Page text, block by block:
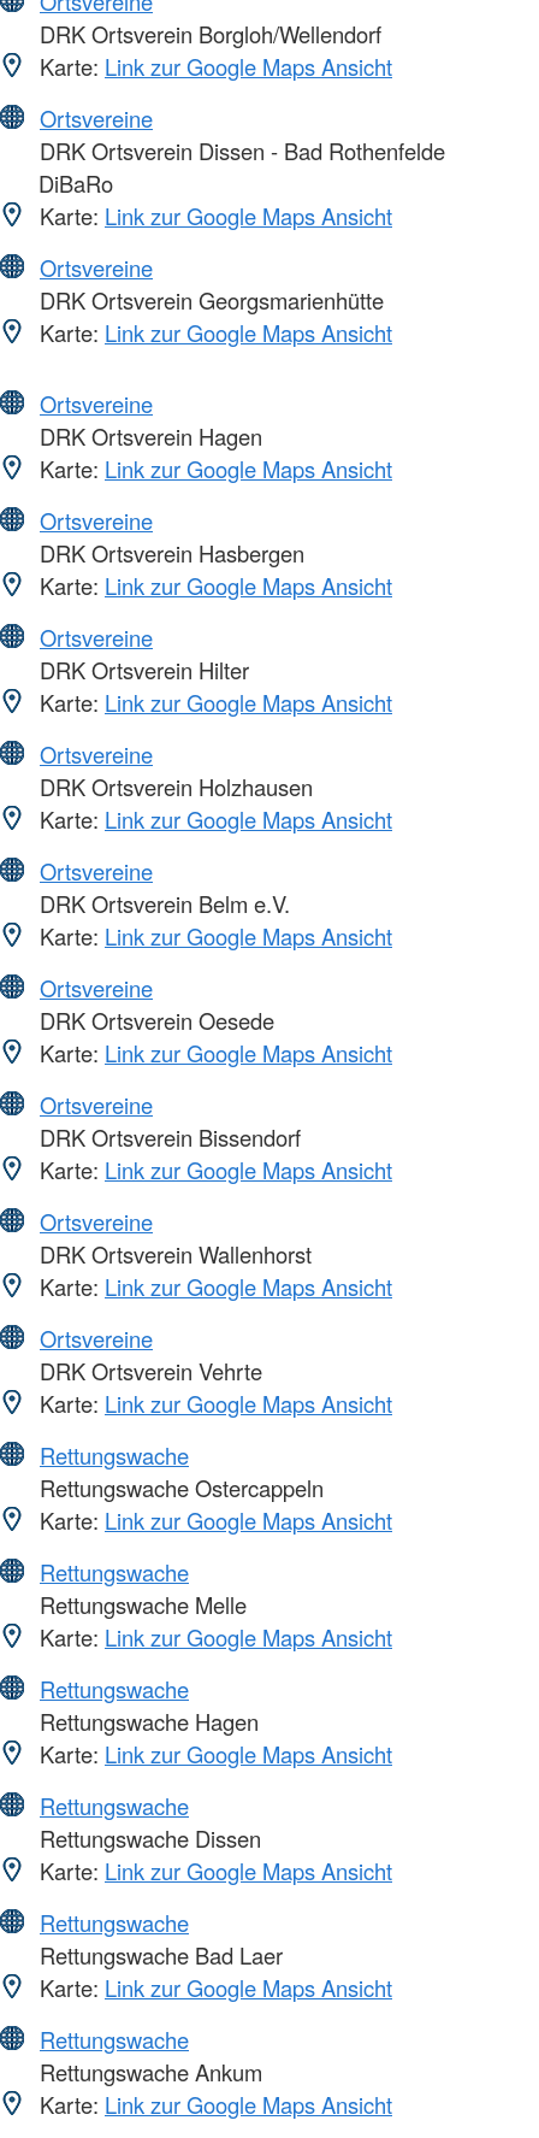
DRK Ortsverein Borgloh/Wellendorf
Karte: Link zur Google Maps Ansicht
Ortsvereine
DRK Ortsverein Dissen - Bad Rothenfelde
DiBaRo
Karte: Link zur Google Maps Ansicht
Ortsvereine
DRK Ortsverein Georgsmarienhütte
Karte: Link zur Google Maps Ansicht
Ortsvereine
DRK Ortsverein Hagen
Karte: Link zur Google Maps Ansicht
Ortsvereine
DRK Ortsverein Hasbergen
Karte: Link zur Google Maps Ansicht
Ortsvereine
DRK Ortsverein Hilter
Karte: Link zur Google Maps Ansicht
Ortsvereine
DRK Ortsverein Holzhausen
Karte: Link zur Google Maps Ansicht
Ortsvereine
DRK Ortsverein Belm e.V.
Karte: Link zur Google Maps Ansicht
Ortsvereine
DRK Ortsverein Oesede
Karte: Link zur Google Maps Ansicht
Ortsvereine
DRK Ortsverein Bissendorf
Karte: Link zur Google Maps Ansicht
Ortsvereine
DRK Ortsverein Wallenhorst
Karte: Link zur Google Maps Ansicht
Ortsvereine
DRK Ortsverein Vehrte
Karte: Link zur Google Maps Ansicht
Rettungswache
Rettungswache Ostercappeln
Karte: Link zur Google Maps Ansicht
Rettungswache
Rettungswache Melle
Karte: Link zur Google Maps Ansicht
Rettungswache
Rettungswache Hagen
Karte: Link zur Google Maps Ansicht
Rettungswache
Rettungswache Dissen
Karte: Link zur Google Maps Ansicht
Rettungswache
Rettungswache Bad Laer
Karte: Link zur Google Maps Ansicht
Rettungswache
Rettungswache Ankum
Karte: Link zur Google Maps Ansicht